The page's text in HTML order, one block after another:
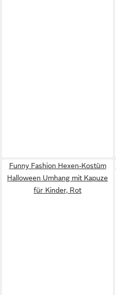
Funny Fashion Hexen-Kostüm
Halloween Umhang mit Kapuze
für Kinder, Rot